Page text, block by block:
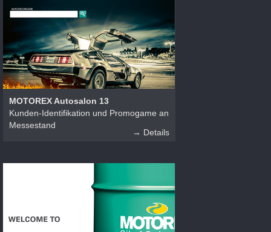
MOTOREX Autosalon 13
Kunden-Identifikation und Promogame an
Messestand
→ Details